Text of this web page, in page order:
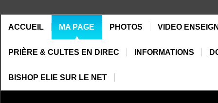
ACCUEIL MA PAGE PHOTOS VIDEO
PRIÈRE & CULTES EN DIREC INFORMATIONS
BISHOP ELIE SUR LE NET